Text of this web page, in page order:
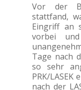
Vor der
stattfand,
Eingriff an
vorbei
Tage nach
so sehr
PRK/LASEK
nach der